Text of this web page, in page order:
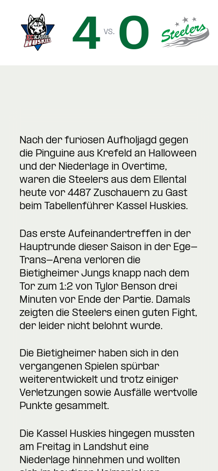
4 vs. 0
Nach der furiosen Aufholjagd gegen
die Pinguine aus Krefeld an Halloween
und der Niederlage in Overtime,
waren die Steelers aus dem Ellental
heute vor 4487 Zuschauern zu Gast
beim Tabellenführer Kassel Huskies.
Das erste Aufeinandertreffen in der
Hauptrunde dieser Saison in der Ege-
Trans-Arena verloren die
Bietigheimer Jungs knapp nach dem
Tor zum 1:2 von Tylor Benson drei
Minuten vor Ende der Partie. Damals
zeigten die Steelers einen guten Fight,
der leider nicht belohnt wurde.
Die Bietigheimer haben sich in den
vergangenen Spielen spürbar
weiterentwickelt und trotz einiger
Verletzungen sowie Ausfälle wertvolle
Punkte gesammelt.
Die Kassel Huskies hingegen mussten
am Freitag in Landshut eine
Niederlage hinnehmen und wollten